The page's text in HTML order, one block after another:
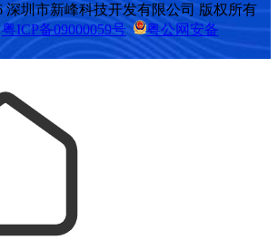
深圳市新峰科技开发有限公司 版权所有
粤ICP备09000059号
粤公网安备